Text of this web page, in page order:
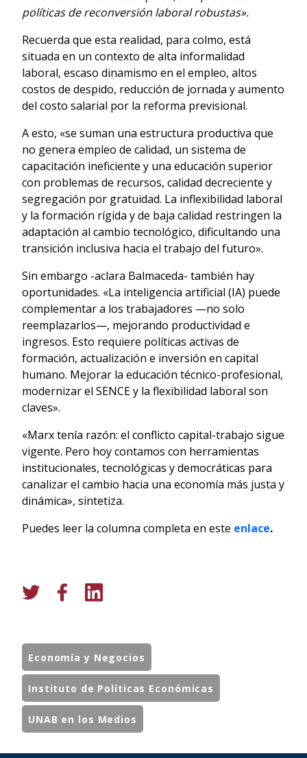
políticas de reconversión laboral robustas».
Recuerda que esta realidad, para colmo, está
situada en un contexto de alta informalidad
laboral, escaso dinamismo en el empleo, altos
costos de despido, reducción de jornada y aumento
del costo salarial por la reforma previsional.
A esto, «se suman una estructura productiva que
no genera empleo de calidad, un sistema de
capacitación ineficiente y una educación superior
con problemas de recursos, calidad decreciente y
segregación por gratuidad. La inflexibilidad laboral
y la formación rígida y de baja calidad restringen la
adaptación al cambio tecnológico, dificultando una
transición inclusiva hacia el trabajo del futuro».
Sin embargo -aclara Balmaceda- también hay
oportunidades. «La inteligencia artificial (IA) puede
complementar a los trabajadores —no solo
reemplazarlos—, mejorando productividad e
ingresos. Esto requiere políticas activas de
formación, actualización e inversión en capital
humano. Mejorar la educación técnico-profesional,
modernizar el SENCE y la flexibilidad laboral son
claves».
«Marx tenía razón: el conflicto capital-trabajo sigue
vigente. Pero hoy contamos con herramientas
institucionales, tecnológicas y democráticas para
canalizar el cambio hacia una economía más justa y
dinámica», sintetiza.
Puedes leer la columna completa en este enlace.
Economía y Negocios
Instituto de Políticas Económicas
UNAB en los Medios